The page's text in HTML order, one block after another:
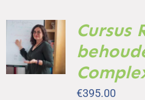
TOEVOEGEN
AAN
WINKELWAGEN
/
DETAILS
Cursus
€395.00